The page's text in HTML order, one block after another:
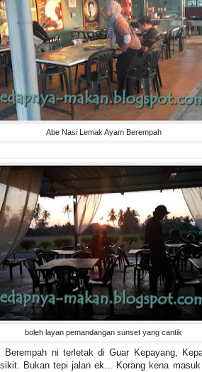
Abe Nasi Lemak Ayam Berempah
boleh layan pemandangan sunset yang cantik
ni terletak di Guar Kepayang,
Bukan tepi jalan ek... Korang kena